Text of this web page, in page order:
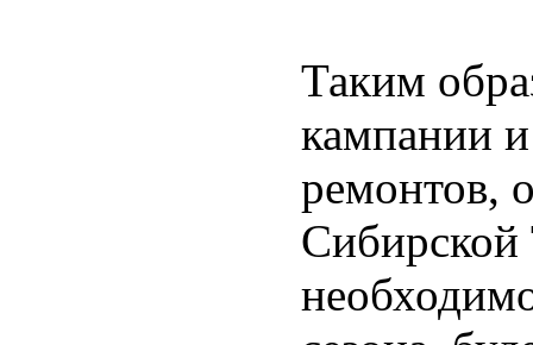
Таким
кампании
ремонтов,